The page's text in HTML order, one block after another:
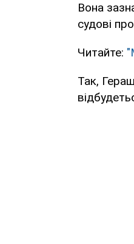
Вона
судові
Читайте:
Так,